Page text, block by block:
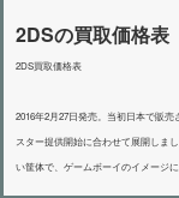
2DSの買取価格表
2DS買取価格表
2016年2月27日発売。当初日本で販
スター提供開始に合わせて展開しま
い筐体で、ゲームボーイのイメージに